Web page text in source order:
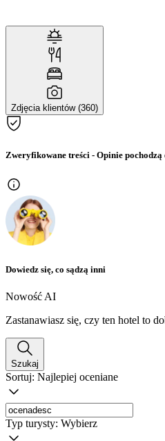
Zdjęcia klientów (360)
Zweryfikowane treści - Opinie
Dowiedz się, co sądzą inni
Nowość AI
Zastanawiasz się, czy ten hotel to
Szukaj
Sortuj: Najlepiej oceniane
Typ turysty: Wybierz